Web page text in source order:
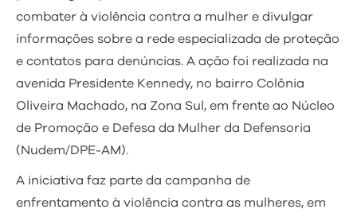
combater à violência contra a mulher e divulgar
informações sobre a rede especializada de proteção
e contatos para denúncias. A ação foi realizada na
avenida Presidente Kennedy, no bairro Colônia
Oliveira Machado, na Zona Sul, em frente ao Núcleo
de Promoção e Defesa da Mulher da Defensoria
(Nudem/DPE-AM).
A iniciativa faz parte da campanha de
enfrentamento à violência contra as mulheres, em